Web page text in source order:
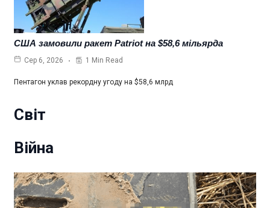
США замовили ракет Patriot на $58,6 мільярда
Сер 6, 2026 1 Min Read
Пентагон уклав рекордну угоду на $58,6 млрд
Світ
Війна